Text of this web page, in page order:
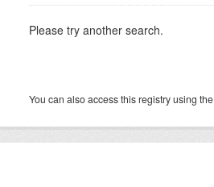
Please try another search.
You can also access this registry using the